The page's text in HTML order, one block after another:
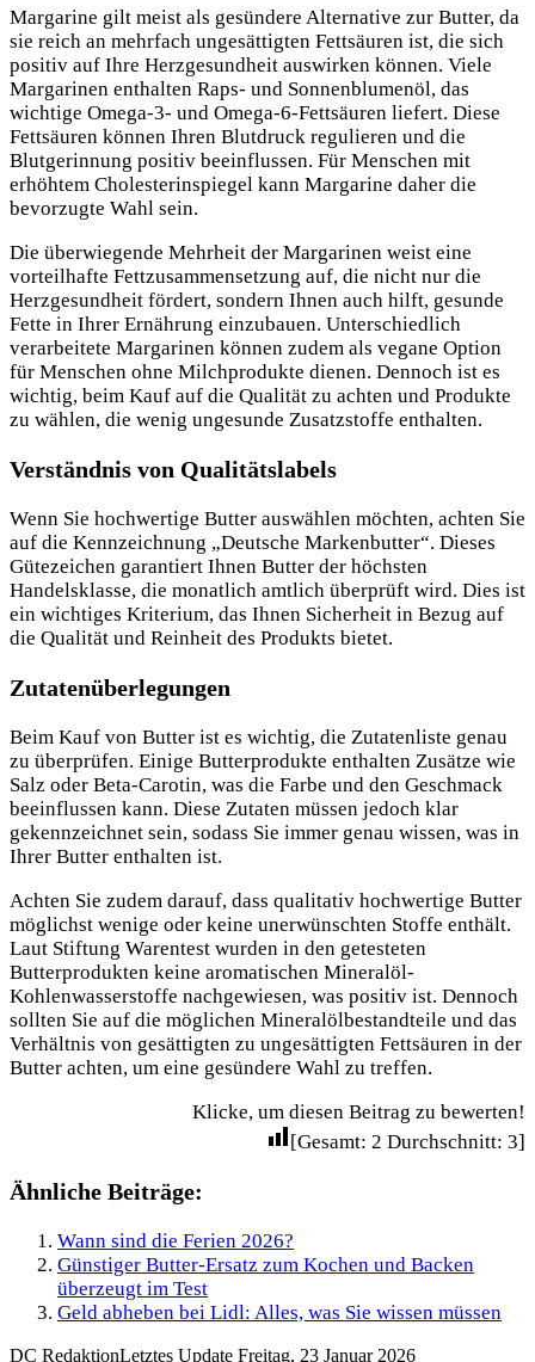
Margarine gilt meist als gesündere Alternative zur Butter, da
sie reich an mehrfach ungesättigten Fettsäuren ist, die sich
positiv auf Ihre Herzgesundheit auswirken können. Viele
Margarinen enthalten Raps- und Sonnenblumenöl, das
wichtige Omega-3- und Omega-6-Fettsäuren liefert. Diese
Fettsäuren können Ihren Blutdruck regulieren und die
Blutgerinnung positiv beeinflussen. Für Menschen mit
erhöhtem Cholesterinspiegel kann Margarine daher die
bevorzugte Wahl sein.
Die überwiegende Mehrheit der Margarinen weist eine
vorteilhafte Fettzusammensetzung auf, die nicht nur die
Herzgesundheit fördert, sondern Ihnen auch hilft, gesunde
Fette in Ihrer Ernährung einzubauen. Unterschiedlich
verarbeitete Margarinen können zudem als vegane Option
für Menschen ohne Milchprodukte dienen. Dennoch ist es
wichtig, beim Kauf auf die Qualität zu achten und Produkte
zu wählen, die wenig ungesunde Zusatzstoffe enthalten.
Verständnis von Qualitätslabels
Wenn Sie hochwertige Butter auswählen möchten, achten Sie
auf die Kennzeichnung „Deutsche Markenbutter“. Dieses
Gütezeichen garantiert Ihnen Butter der höchsten
Handelsklasse, die monatlich amtlich überprüft wird. Dies ist
ein wichtiges Kriterium, das Ihnen Sicherheit in Bezug auf
die Qualität und Reinheit des Produkts bietet.
Zutatenüberlegungen
Beim Kauf von Butter ist es wichtig, die Zutatenliste genau
zu überprüfen. Einige Butterprodukte enthalten Zusätze wie
Salz oder Beta-Carotin, was die Farbe und den Geschmack
beeinflussen kann. Diese Zutaten müssen jedoch klar
gekennzeichnet sein, sodass Sie immer genau wissen, was in
Ihrer Butter enthalten ist.
Achten Sie zudem darauf, dass qualitativ hochwertige Butter
möglichst wenige oder keine unerwünschten Stoffe enthält.
Laut Stiftung Warentest wurden in den getesteten
Butterprodukten keine aromatischen Mineralöl-
Kohlenwasserstoffe nachgewiesen, was positiv ist. Dennoch
sollten Sie auf die möglichen Mineralölbestandteile und das
Verhältnis von gesättigten zu ungesättigten Fettsäuren in der
Butter achten, um eine gesündere Wahl zu treffen.
Klicke, um diesen Beitrag zu bewerten!
[Gesamt: 2 Durchschnitt: 3]
Ähnliche Beiträge:
Wann sind die Ferien 2026?
Günstiger Butter-Ersatz zum Kochen und Backen
überzeugt im Test
Geld abheben bei Lidl: Alles, was Sie wissen müssen
DC RedaktionLetztes Update Freitag, 23 Januar 2026